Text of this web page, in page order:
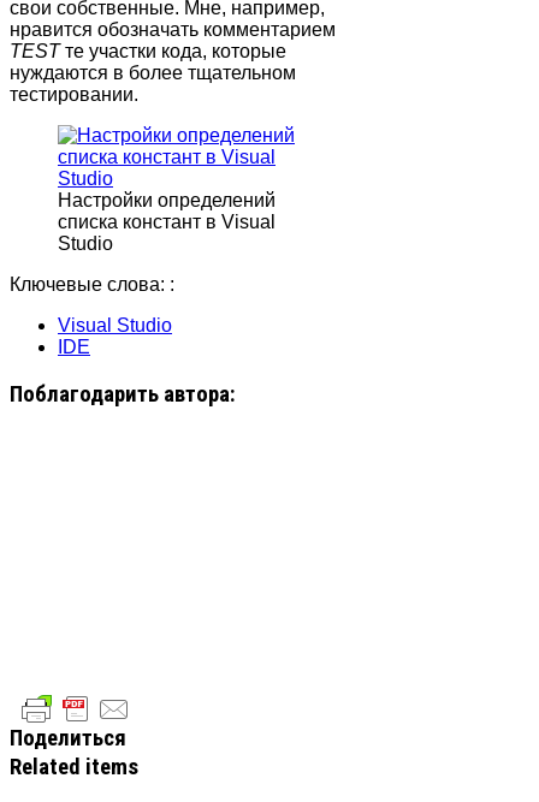
свои собственные. Мне, например,
нравится обозначать комментарием
TESTте участки кода, которые
нуждаются в более тщательном
тестировании.
Настройки определений
списка констант в Visual
Studio
Ключевые слова: :
Visual Studio
IDE
Поблагодарить автора:
Поделиться
Related items